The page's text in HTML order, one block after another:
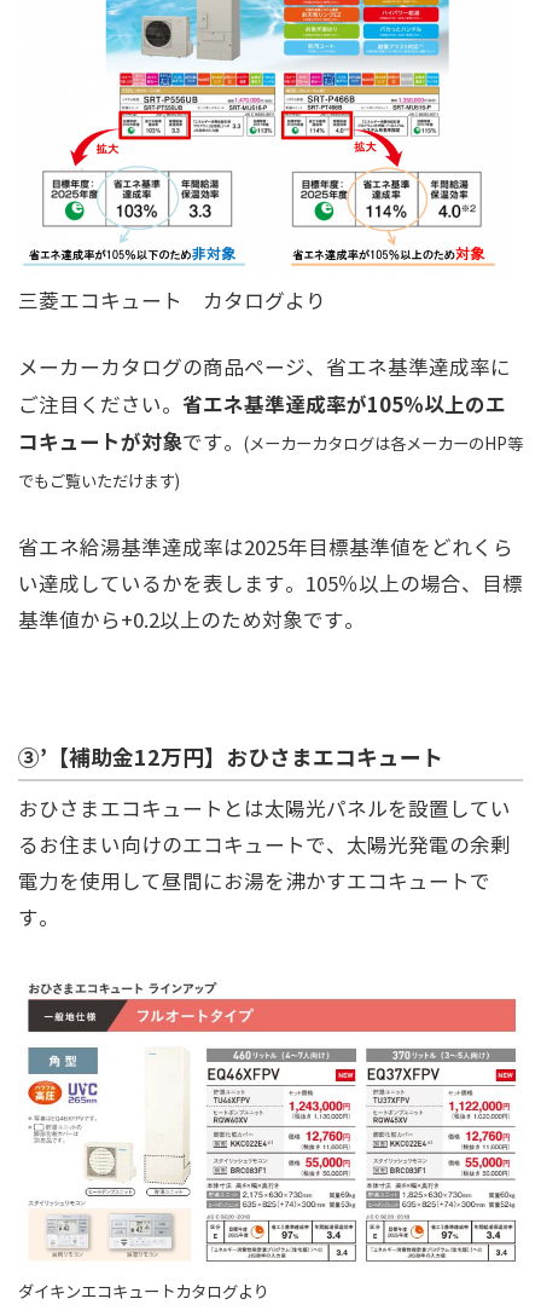
三菱エコキュート カタログより
メーカーカタログの商品ページ、省エネ基準達成率に
ご注目ください。 省エネ基準達成率が105％以上のエ
コキュートが対象です。
(メーカーカタログは各メーカーのHP等
でもご覧いただけます)
省エネ給湯基準達成率は2025年目標基準値をどれくら
い達成しているかを表します。105％以上の場合、目標
基準値から+0.2以上のため対象です。
③’【補助金12万円】おひさまエコキュート
おひさまエコキュートとは太陽光パネルを設置してい
るお住まい向けのエコキュートで、太陽光発電の余剰
電力を使用して昼間にお湯を沸かすエコキュートで
す。
ダイキンエコキュートカタログより